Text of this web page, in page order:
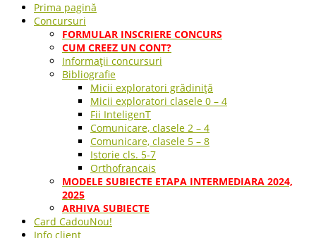
Prima pagină
Concursuri
FORMULAR INSCRIERE CONCURS
CUM CREEZ UN CONT?
Informații concursuri
Bibliografie
Micii exploratori grădiniță
Micii exploratori clasele 0 – 4
Fii InteligenT
Comunicare, clasele 2 – 4
Comunicare, clasele 5 – 8
Istorie cls. 5-7
Orthofrancais
MODELE SUBIECTE ETAPA INTERMEDIARA 2024,
2025
ARHIVA SUBIECTE
Card CadouNou!
Info client